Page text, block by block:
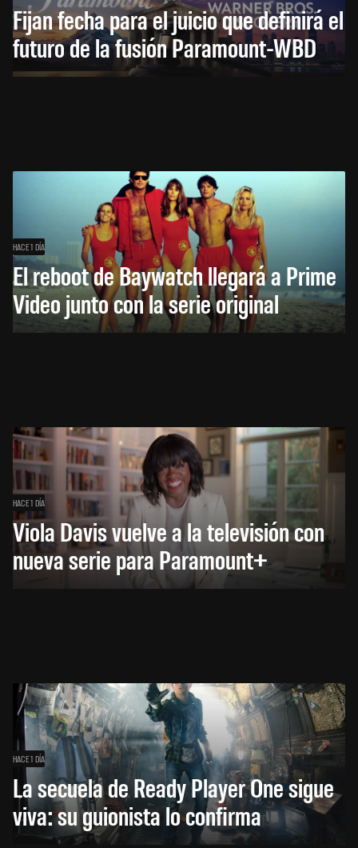
Fijan fecha para el juicio que definirá el
futuro de la fusión Paramount-WBD
HACE 1 DÍA
El reboot de Baywatch llegará a Prime
Video junto con la serie original
HACE 1 DÍA
Viola Davis vuelve a la televisión con
nueva serie para Paramount+
HACE 1 DÍA
La secuela de Ready Player One sigue
viva: su guionista lo confirma